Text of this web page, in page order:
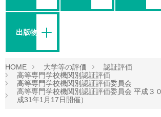
出版物等
HOME 大学等の評価
認証評価
高等専門学校機関別認証評価
高等専門学校機関別認証評価委員会
高等専門学校機関別認証評価委員会 平成３
成31年1月17日開催）